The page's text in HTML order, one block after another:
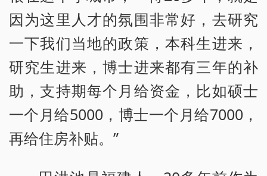
因为这里人才的氛围非常好，去研究
一下我们当地的政策，本科生进来，
研究生进来，博士进来都有三年的补
助，支持期每个月给资金，比如硕士
一个月给5000，博士一个月给7000，
再给住房补贴。”